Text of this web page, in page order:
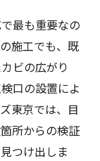
最も重要なの
施工でも、既
ビの広がり
口の設置によ
東京では、目
所からの検証
つけ出しま